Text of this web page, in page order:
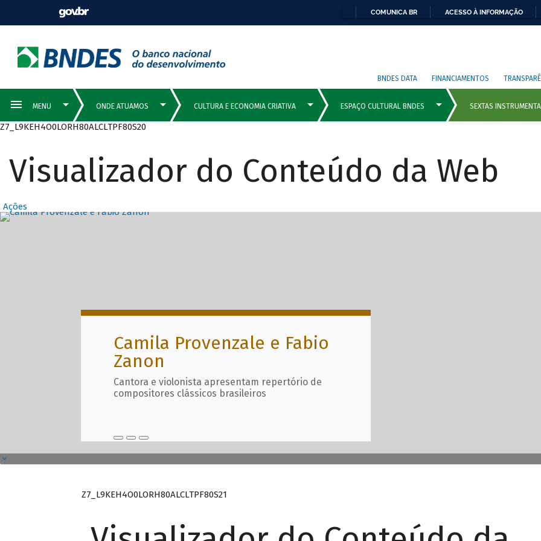
COMUNICA BR ACESSO À INFORMAÇÃO
BNDES DATA FINANCIAMENTOS
Z7_L9KEH4O0LORH80ALCLTPF80S20
Visualizador do Conteúdo da Web
Ações
Destaques Principais com
Camila Provenzale e Fabio
Zanon
Cantora e violonista apresentam repertório de
compositores clássicos brasileiros
Z7_L9KEH4O0LORH80ALCLTPF80S21